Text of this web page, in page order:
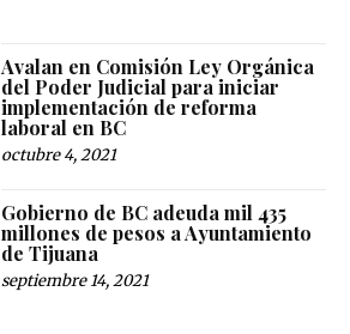
Avalan en Comisión Ley Orgánica
del Poder Judicial para iniciar
implementación de reforma
laboral en BC
octubre 4, 2021
Gobierno de BC adeuda mil 435
millones de pesos a Ayuntamiento
de Tijuana
septiembre 14, 2021